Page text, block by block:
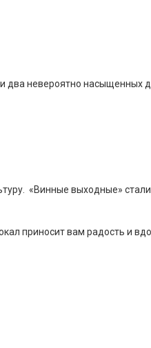
два невероятно насыщенных
«Винные выходные»
приносит вам радость и